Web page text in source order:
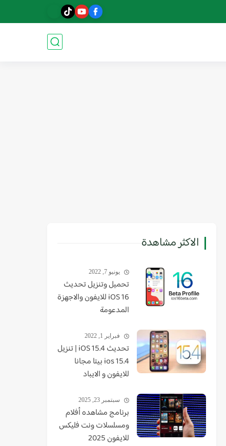
الاكثر مشاهدة
يونيو 7, 2022
تحميل وتنزيل تحديث
iOS 16 للايفون والاجهزة
المدعومة
فبراير 1, 2022
تحديث iOS 15.4 | تنزيل
ios 15.4 بيتا مجانا
للايفون و الايباد
سبتمبر 23, 2025
برنامج مشاهده أفلام
ومسلسلات ونت فليكس
للايفون 2025